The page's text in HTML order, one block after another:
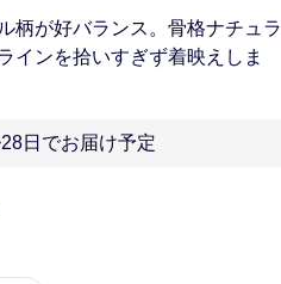
柄が好バランス。骨格ナチュラ
インを拾いすぎず着映えしま
日でお届け予定